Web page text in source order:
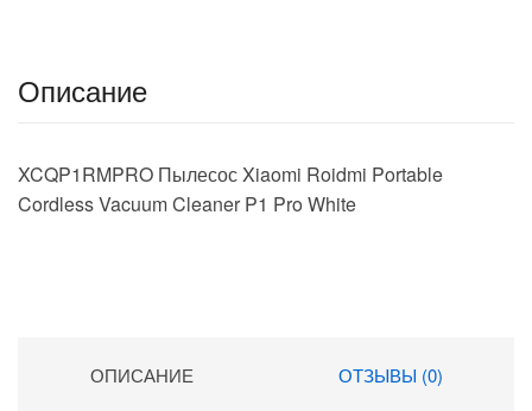
Описание
XCQP1RMPRO Пылесос Xiaomi Roidmi Portable
Cordless Vacuum Cleaner P1 Pro White
ОПИСАНИЕ ОТЗЫВЫ (0)